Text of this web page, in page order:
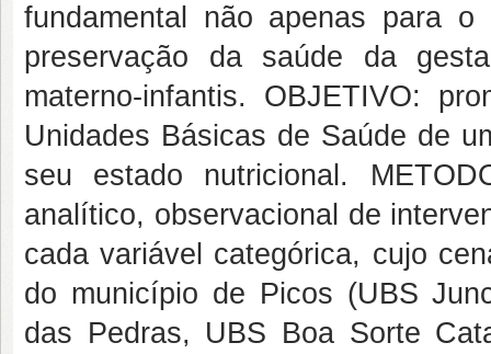
fundamental não apenas para
preservação da saúde da
materno-infantis. OBJETIVO:
Unidades Básicas de Saúde de
seu estado nutricional.
analítico, observacional de
cada variável categórica, cujo
do município de Picos (UBS
das Pedras, UBS Boa Sorte